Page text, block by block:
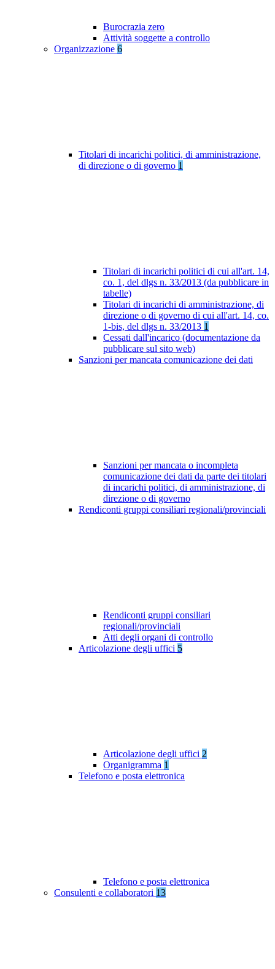
Burocrazia zero
Attività soggette a controllo
Organizzazione 6
Titolari di incarichi politici, di amministrazione,
di direzione o di governo 1
Titolari di incarichi politici di cui all'art. 14,
co. 1, del dlgs n. 33/2013 (da pubblicare in
tabelle)
Titolari di incarichi di amministrazione, di
direzione o di governo di cui all'art. 14, co.
1-bis, del dlgs n. 33/2013 1
Cessati dall'incarico (documentazione da
pubblicare sul sito web)
Sanzioni per mancata comunicazione dei dati
Sanzioni per mancata o incompleta
comunicazione dei dati da parte dei titolari
di incarichi politici, di amministrazione, di
direzione o di governo
Rendiconti gruppi consiliari regionali/provinciali
Rendiconti gruppi consiliari
regionali/provinciali
Atti degli organi di controllo
Articolazione degli uffici 5
Articolazione degli uffici 2
Organigramma 1
Telefono e posta elettronica
Telefono e posta elettronica
Consulenti e collaboratori 13